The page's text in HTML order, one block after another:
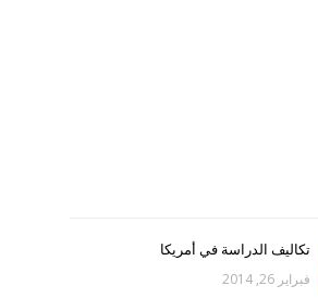
تكاليف الدراسة في أمريكا
فبراير 26, 2014